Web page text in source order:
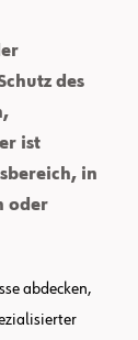
des
ist
in
oder
abdecken,